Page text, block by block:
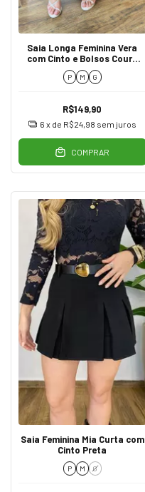
Saia Longa Feminina Vera
com Cinto e Bolsos Couro
Eco Caramelo
P M G
R$149,90
6 x de R$24,98 sem juros
COMPRAR
Saia Feminina Mia Curta com
Cinto Preta
P M G